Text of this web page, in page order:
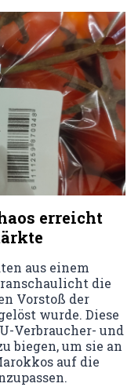
erreicht
aus einem
die
Vorstoß der
wurde. Diese
Verbraucher- und
biegen, um sie an
auf die